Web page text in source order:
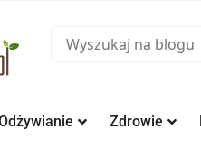
Zdrowie